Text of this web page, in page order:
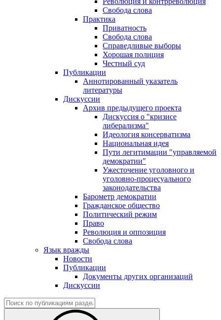
Свобода слова
Практика
Приватность
Свобода слова
Справедливые выборы
Хорошая полиция
Честный суд
Публикации
Аннотированный указатель
литературы
Дискуссии
Архив предыдущего проекта
Дискуссия о "кризисе
либерализма"
Идеология консерватизма
Национальная идея
Пути легитимации "управляемой
демократии"
Ужесточение уголовного и
уголовно-процесуального
законодательства
Барометр демократии
Гражданское общество
Политический режим
Право
Революция и оппозиция
Свобода слова
Язык вражды
Новости
Публикации
Документы других организаций
Дискуссии